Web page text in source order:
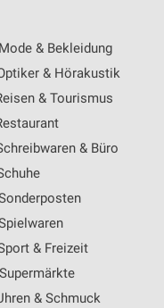
Mode & Bekleidung
& Hörakustik
& Tourismus
& Büro
& Freizeit
Supermärkte
& Schmuck